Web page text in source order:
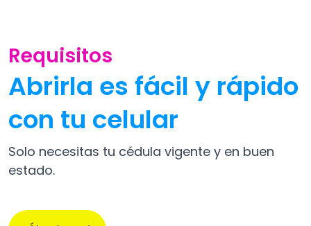
Requisitos
Abrirla es fácil y rápido
con tu celular
Solo necesitas tu cédula vigente y en buen
estado.